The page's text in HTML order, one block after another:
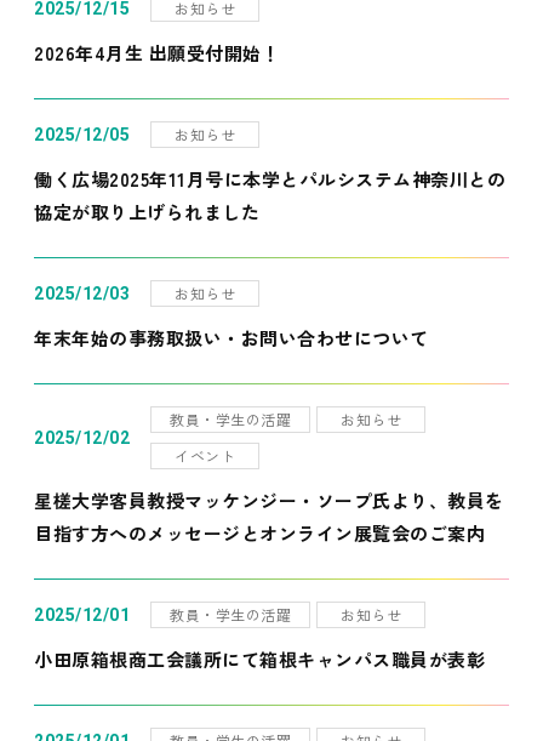
2025/12/15 お知らせ
2026年4月生 出願受付開始！
2025/12/05 お知らせ
働く広場2025年11月号に本学とパルシステム神奈川との
協定が取り上げられました
2025/12/03 お知らせ
年末年始の事務取扱い・お問い合わせについて
2025/12/02
教員・学生の活躍
お知らせ
イベント
星槎大学客員教授マッケンジー・ソープ氏より、教員を
目指す方へのメッセージとオンライン展覧会のご案内
2025/12/01 教員・学生の活躍 お知らせ
小田原箱根商工会議所にて箱根キャンパス職員が表彰